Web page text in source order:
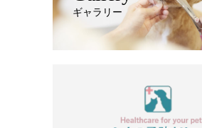
ギャラリー